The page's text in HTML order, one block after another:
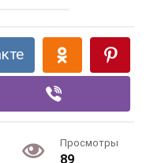
Просмотры
89